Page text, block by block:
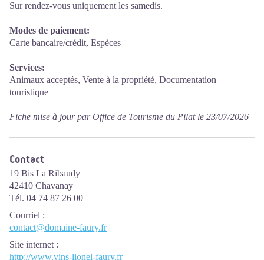
Sur rendez-vous uniquement les samedis.
Modes de paiement:
Carte bancaire/crédit, Espèces
Services:
Animaux acceptés, Vente à la propriété, Documentation
touristique
Fiche mise à jour par Office de Tourisme du Pilat le 23/07/2026
Contact
19 Bis La Ribaudy
42410 Chavanay
Tél. 04 74 87 26 00
Courriel :
contact@domaine-faury.fr
Site internet:
http://www.vins-lionel-faury.fr